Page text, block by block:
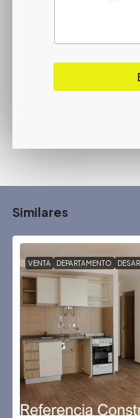
Similares
VENTA DEPARTAMENTO